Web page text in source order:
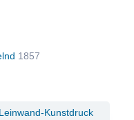
1857
Leinwand-Kunstdruck